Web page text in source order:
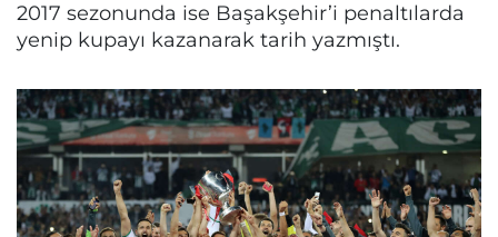
2017 sezonunda ise Başakşehir’i penaltılarda
yenip kupayı kazanarak tarih yazmıştı.